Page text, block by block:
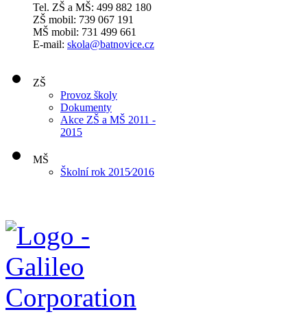
Tel. ZŠ a MŠ: 499 882 180
ZŠ mobil: 739 067 191
MŠ mobil: 731 499 661
E-mail: skola@batnovice.cz
ZŠ
Provoz školy
Dokumenty
Akce ZŠ a MŠ 2011 -
2015
MŠ
Školní rok 2015⁄2016